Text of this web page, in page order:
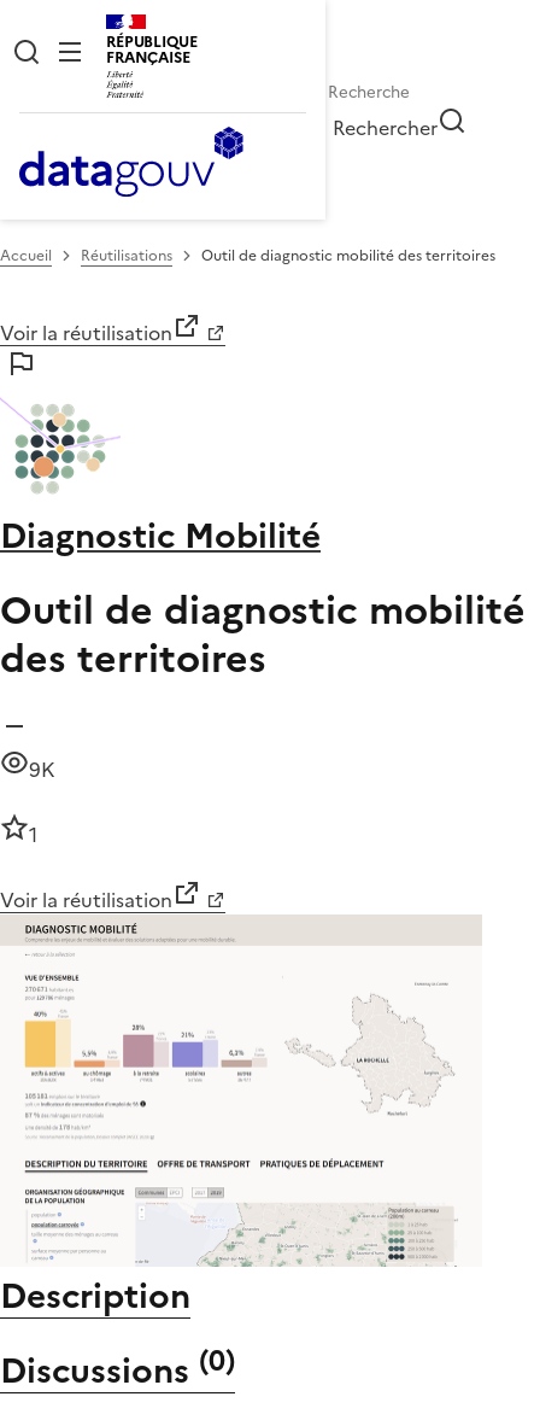
RÉPUBLIQUE
FRANÇAISE
Rechercher
Accueil Réutilisations Outil de diagnostic mobilité des territoires
Voir la réutilisation
Diagnostic Mobilité
Outil de diagnostic mobilité
des territoires
9K
1
Voir la réutilisation
Description
Discussions (0)